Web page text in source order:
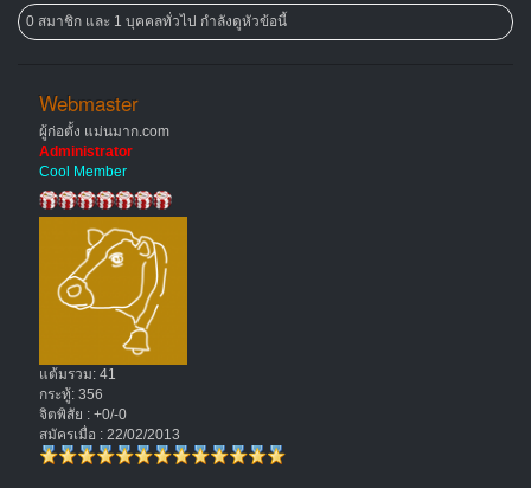
0 สมาชิก และ 1 บุคคลทั่วไป กำลังดูหัวข้อนี้
Webmaster
ผู้ก่อตั้ง แม่นมาก.com
Administrator
Cool Member
แต้มรวม: 41
กระทู้: 356
จิตพิสัย : +0/-0
สมัครเมื่อ : 22/02/2013